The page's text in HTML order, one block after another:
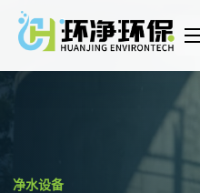
净水设备